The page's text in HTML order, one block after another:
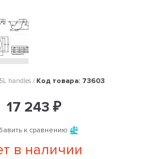
handles / Код товара: 73603
17 243 ₽
к сравнению
в наличии